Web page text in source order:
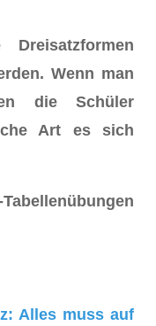
Wenn man
die Schüler
Art es sich
Alles muss auf